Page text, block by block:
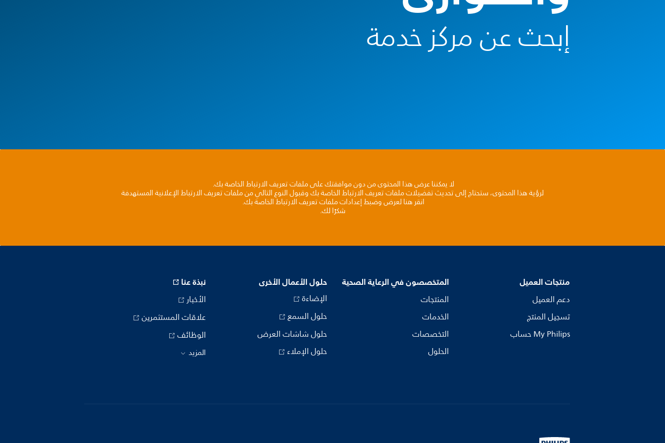
إبحث عن مركز خدمة
لا يمكننا عرض هذا المحتوى من دون موافقتك على ملفات تعريف الارتباط الخاصة بك.
لرؤية هذا المحتوى، ستحتاج إلى تحديث تفضيلات ملفات تعريف الارتباط الخاصة بك وقبول النوع التالي من ملفات تعريف الارتباط الإعلانية المستهدفة
انقر هنا لعرض وضبط إعدادات ملفات تعريف الارتباط الخاصة بك.
شكرًا لك.
منتجات العميل
دعم العميل
تسجيل المنتج
My Philips حساب
المتخصصون في الرعاية الصحية
المنتجات
الخدمات
التخصصات
الحلول
حلول الأعمال الأخرى
الإضاءة
حلول السمع
حلول شاشات العرض
حلول الإملاء
نبذة عنا
الأخبار
علاقات المستثمرين
الوظائف
المزيد